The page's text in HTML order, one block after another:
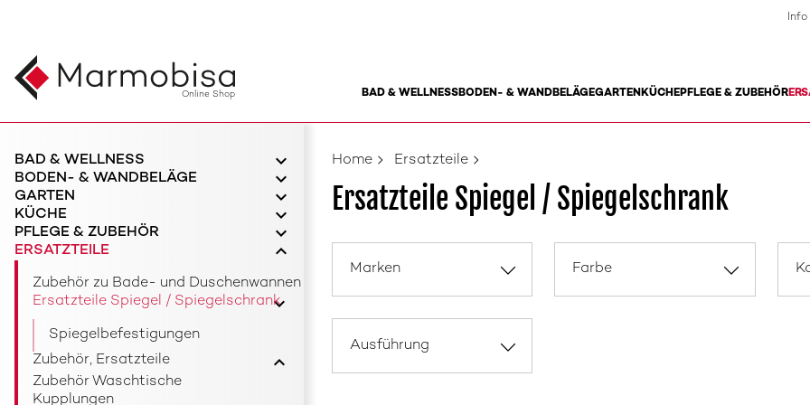
Online Shop BAD & WELLNESSBODEN- & WANDBELÄGEGARTENKÜCHEPFLEGE & ZUBEHÖR
Info
BAD & WELLNESS
BODEN- & WANDBELÄGE
GARTEN
KÜCHE
PFLEGE & ZUBEHÖR
ERSATZTEILE
Zubehör zu Bade- und Duschenwannen
Ersatzteile Spiegel / Spiegelschrank
Spiegelbefestigungen
Zubehör, Ersatzteile
Zubehör Waschtische
Kupplungen
Home Ersatzteile
Ersatzteile Spiegel / Spiegelschrank
Marken Farbe
Ausführung